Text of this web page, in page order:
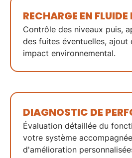
RECHARGE EN
Contrôle des niveaux puis,
des fuites éventuelles, ajout
impact environnemental.
DIAGNOSTIC DE
Évaluation détaillée du
votre système
d'amélioration